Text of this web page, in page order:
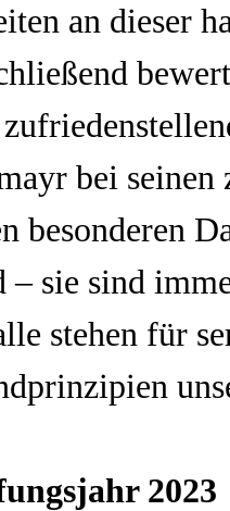
an dieser
bei
besonderen
– sie sind
stehen für
2023